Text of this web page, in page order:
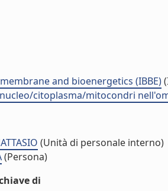
and bioenergetics (IBBE)
citoplasma/mitocondri
(Unità di personale interno)
(Persona)
di